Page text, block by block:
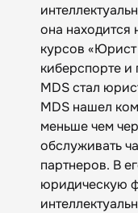
она находится
курсов
киберспорте и
MDS стал
MDS нашел
меньше чем
обслуживать
партнеров. В
юридическую